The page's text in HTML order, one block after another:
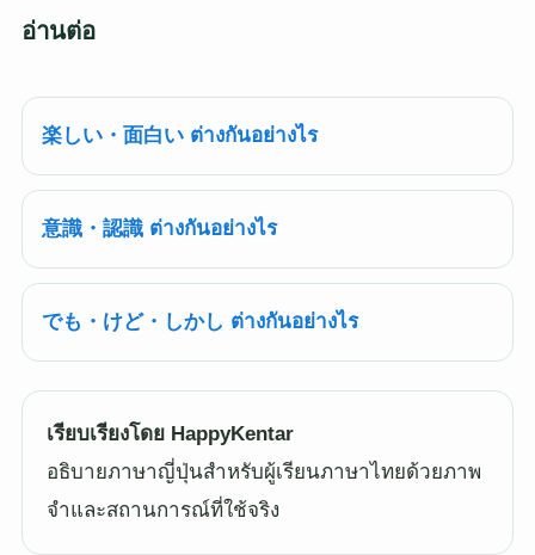
อ่านต่อ
楽しい・面白い ต่างกันอย่างไร
意識・認識 ต่างกันอย่างไร
でも・けど・しかし ต่างกันอย่างไร
เรียบเรียงโดย HappyKentar
อธิบายภาษาญี่ปุ่นสำหรับผู้เรียนภาษาไทยด้วยภาพ
จำและสถานการณ์ที่ใช้จริง